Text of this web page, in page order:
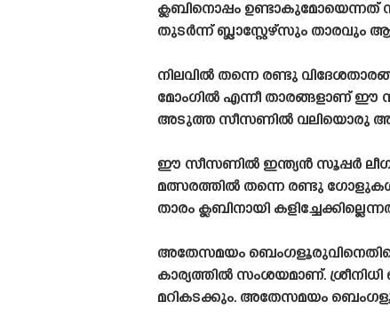
ക്ലബിനൊപ്പം
തുടർന്ന് ബ്ലാസ്റ്റേഴ്‌സും താരവും
നിലവിൽ തന്നെ രണ്ടു
മോംഗിൽ എന്നീ താരങ്ങളാണ് ഈ
അടുത്ത സീസണിൽ വലിയൊരു
ഈ സീസണിൽ ഇന്ത്യൻ സൂപ്പർ
മത്സരത്തിൽ തന്നെ രണ്ടു
താരം ക്ലബിനായി
അതേസമയം
കാര്യത്തിൽ സംശയമാണ്.
മറികടക്കും. അതേസമയം